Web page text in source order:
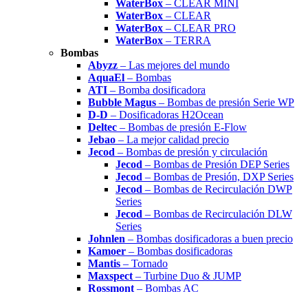
WaterBox – CLEAR MINI
WaterBox – CLEAR
WaterBox – CLEAR PRO
WaterBox – TERRA
Bombas
Abyzz – Las mejores del mundo
AquaEl – Bombas
ATI – Bomba dosificadora
Bubble Magus – Bombas de presión Serie WP
D-D – Dosificadoras H2Ocean
Deltec – Bombas de presión E-Flow
Jebao – La mejor calidad precio
Jecod – Bombas de presión y circulación
Jecod – Bombas de Presión DEP Series
Jecod – Bombas de Presión, DXP Series
Jecod – Bombas de Recirculación DWP
Series
Jecod – Bombas de Recirculación DLW
Series
Johnlen – Bombas dosificadoras a buen precio
Kamoer – Bombas dosificadoras
Mantis – Tornado
Maxspect – Turbine Duo & JUMP
Rossmont – Bombas AC